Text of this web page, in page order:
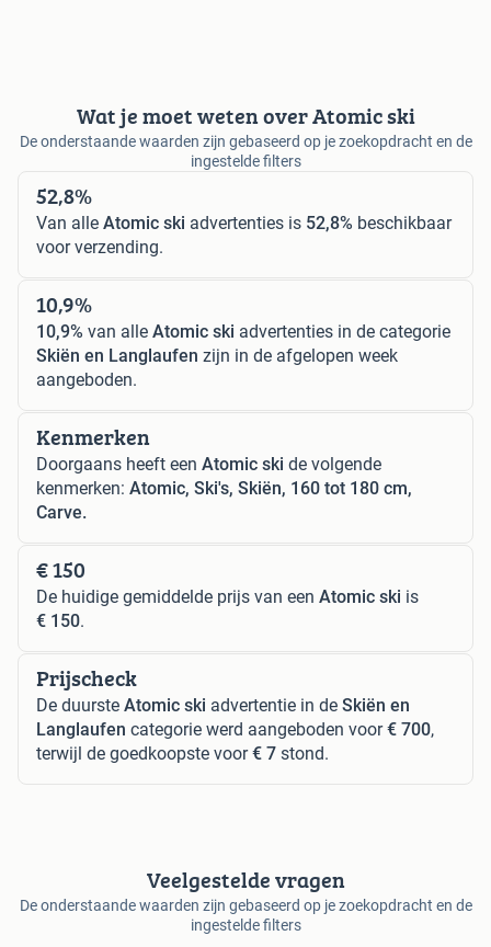
Wat je moet weten over Atomic ski
De onderstaande waarden zijn gebaseerd op je zoekopdracht en de
ingestelde filters
52,8%
Van alle Atomic ski advertenties is 52,8% beschikbaar
voor verzending.
10,9%
10,9% van alle Atomic ski advertenties in de categorie
Skiën en Langlaufen zijn in de afgelopen week
aangeboden.
Kenmerken
Doorgaans heeft een Atomic ski de volgende
kenmerken: Atomic, Ski's, Skiën, 160 tot 180 cm,
Carve.
€ 150
De huidige gemiddelde prijs van een Atomic ski is
€ 150.
Prijscheck
De duurste Atomic ski advertentie in de Skiën en
Langlaufen categorie werd aangeboden voor€ 700,
terwijl de goedkoopste voor€ 7 stond.
Veelgestelde vragen
De onderstaande waarden zijn gebaseerd op je zoekopdracht en de
ingestelde filters